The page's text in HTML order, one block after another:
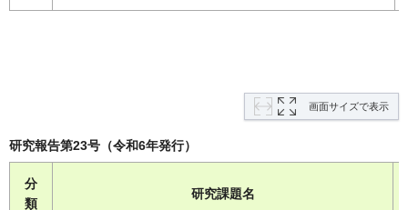
画面サイズで表示
研究報告第23号（令和6年発行）
分
類
研究課題名